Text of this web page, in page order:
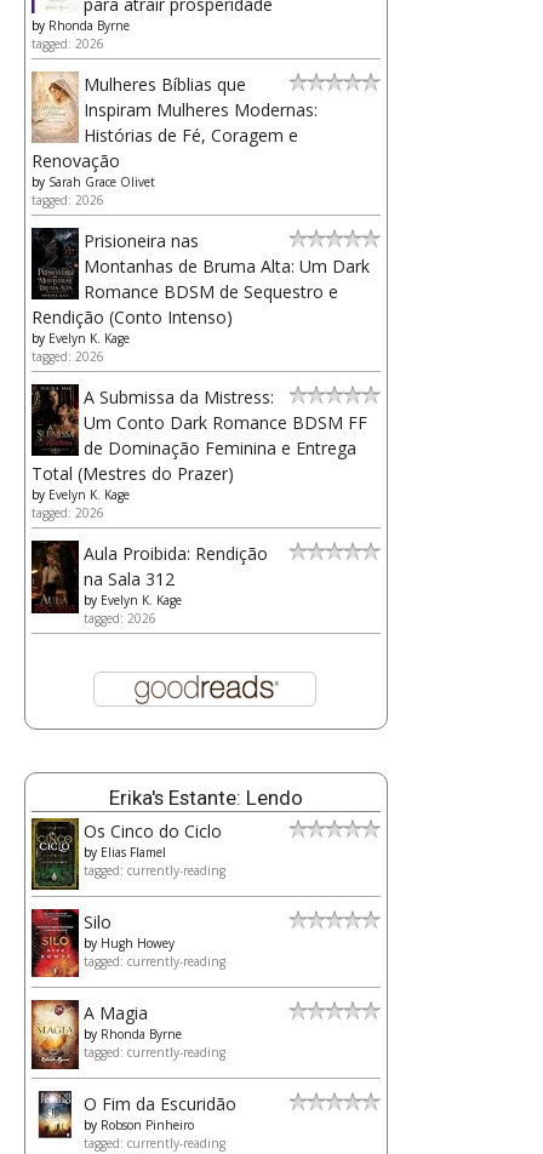
by Rhonda Byrne
tagged: 2026
Mulheres Bíblias que
Inspiram Mulheres Modernas:
Histórias de Fé, Coragem e
Renovação
by Sarah Grace Olivet
tagged: 2026
Prisioneira nas
Montanhas de Bruma Alta: Um Dark
Romance BDSM de Sequestro e
Rendição (Conto Intenso)
by Evelyn K. Kage
tagged: 2026
A Submissa da Mistress:
Um Conto Dark Romance BDSM FF
de Dominação Feminina e Entrega
Total (Mestres do Prazer)
by Evelyn K. Kage
tagged: 2026
Aula Proibida: Rendição
na Sala 312
by Evelyn K. Kage
tagged: 2026
Erika's Estante: Lendo
Os Cinco do Ciclo
by Elias Flamel
tagged: currently-reading
Silo
by Hugh Howey
tagged: currently-reading
A Magia
by Rhonda Byrne
tagged: currently-reading
O Fim da Escuridão
by Robson Pinheiro
tagged: currently-reading